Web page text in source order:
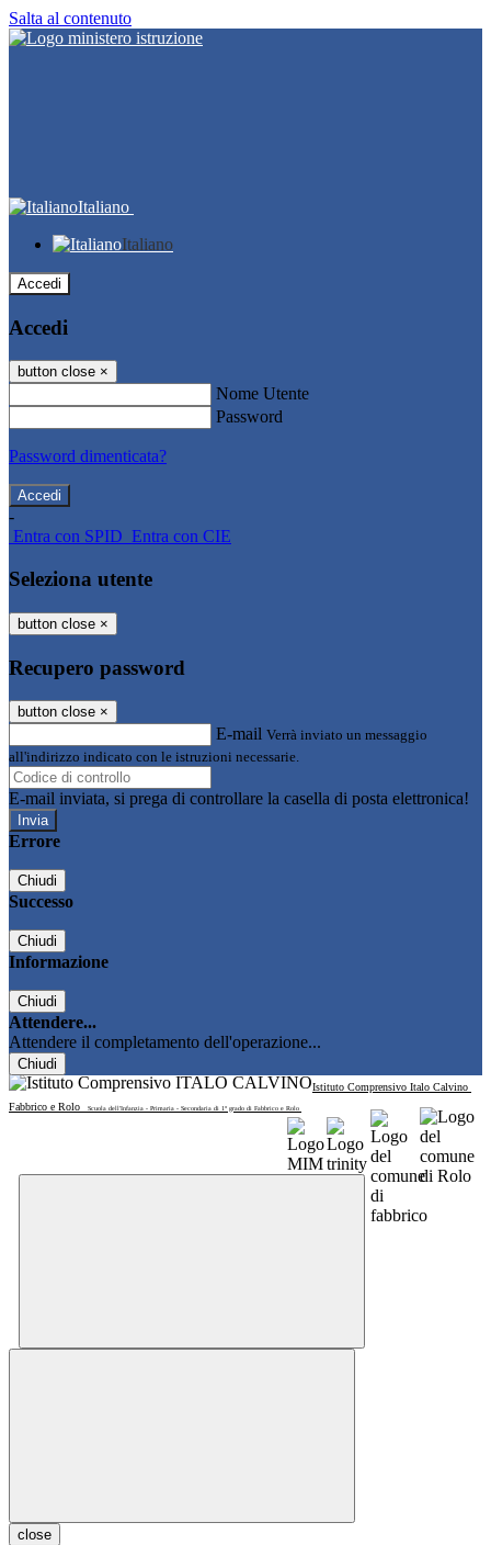
Salta al contenuto
Italiano
Italiano
Accedi
Accedi
button close ×
Nome Utente
Password
Password dimenticata?
-
Entra con SPID Entra con CIE
Seleziona utente
button close ×
Recupero password
button close ×
E-mail Verrà inviato un messaggio
all'indirizzo indicato con le istruzioni necessarie.
E-mail inviata, si prega di controllare la casella di posta elettronica!
Errore
Chiudi
Successo
Chiudi
Informazione
Chiudi
Attendere...
Attendere il completamento dell'operazione...
Chiudi
Istituto Comprensivo Italo Calvino
Fabbrico e Rolo
Scuola dell'Infanzia - Primaria - Secondaria di 1° grado di Fabbrico e Rolo
close